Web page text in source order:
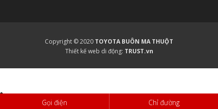
Copyright © 2020 TOYOTA BUÔN MA THUỘT
Thiết kế web di động: TRUST.vn
Gọi điện Chỉ đường